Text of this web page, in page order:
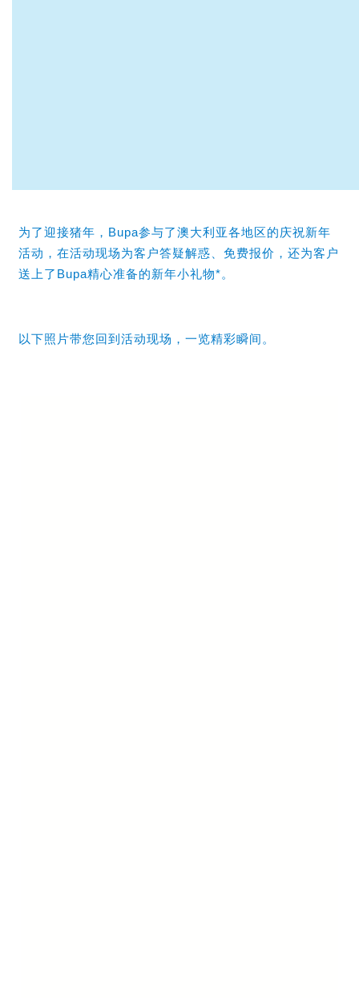
为了迎接猪年，Bupa参与了澳大利亚各地区的庆祝新年
活动， 在活动现场为客户答疑解惑、免费报价，还为客户
送上了Bupa精心准备的新年小礼物*。
以下照片带您回到活动现场，一览精彩瞬间。